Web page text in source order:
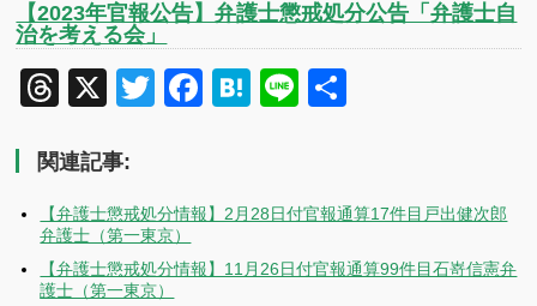
【2023年官報公告】弁護士懲戒処分公告「弁護士自
治を考える会」
Threads
X TwitterFacebook
Hatena
Line
関連記事:
【弁護士懲戒処分情報】2月28日付官報通算17件目戸出健次郎
弁護士（第一東京）
【弁護士懲戒処分情報】11月26日付官報通算99件目石嵜信憲弁
護士（第一東京）